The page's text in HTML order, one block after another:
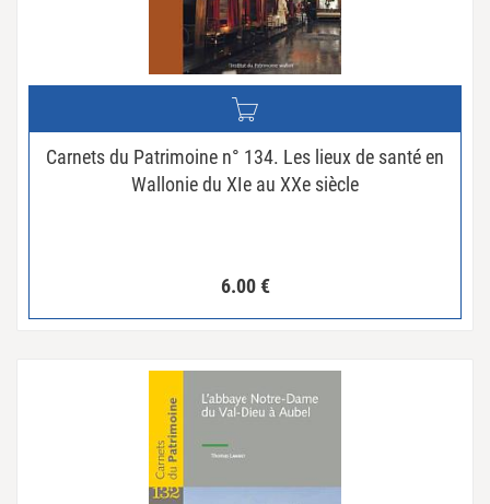
Carnets du Patrimoine n° 134. Les lieux de santé en
Wallonie du XIe au XXe siècle
6.00€